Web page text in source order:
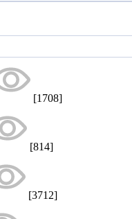
[1708]
[814]
[3712]